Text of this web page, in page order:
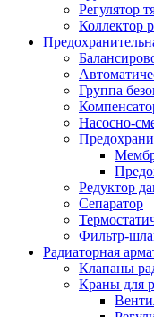
Регулятор
Коллектор
Группа
Насосно-
Редуктор
Сепаратор
Фильтр-
Радиаторная
Клапаны
Краны для